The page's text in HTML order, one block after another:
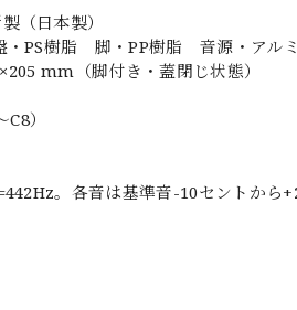
（日本製）
PS樹脂 脚・PP樹脂 音源・アル
mm（脚付き・蓋閉じ状態）
）
。各音は基準音-10セントか